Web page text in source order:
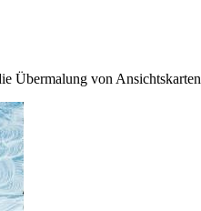
Übermalung von Ansichtskarten